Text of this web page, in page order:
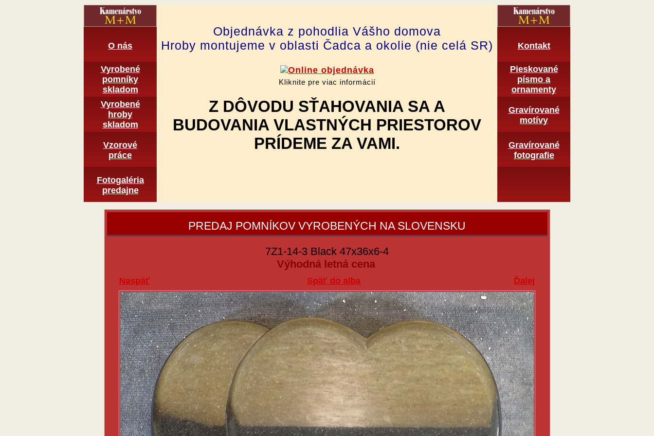
O nás
Vyrobené
pomní­ky
skladom
Vyrobené
hroby
skladom
Vzorové
práce
Fotogaléria
predajne
Objednávka z pohodlia Vášho domova
Hroby montujeme v oblasti Čadca a okolie (nie celá SR)
Kliknite pre viac informácií
Z DÔVODU SŤAHOVANIA SA A
BUDOVANIA VLASTNÝCH PRIESTOROV
PRÍDEME ZA VAMI.
Kontakt
Pieskované
pí­smo a
ornamenty
Gravírované
motí­vy
Graví­rované
fotografie
PREDAJ POMNÍKOV VYROBENÝCH NA SLOVENSKU
7Z1-14-3 Black 47x36x6-4
Výhodná letná cena
Naspäť Späť do alba Ďalej